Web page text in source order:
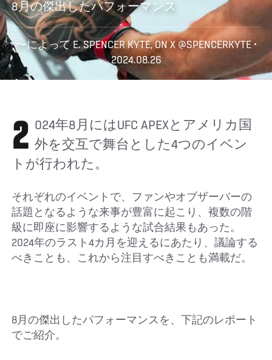
8月の傑出したパフォーマンス
〜によって E. SPENCER KYTE, ON X @SPENCERKYTE •
2024.08.26
2024年8月にはUFC APEXとアメリカ国 外を交互で舞台とした4つのイベン
トが行われた。
それぞれのイベントで、ファンやオブザーバーの
話題となるような来事が豊富に起こり、複数の階
級に即座に影響するような試合結果もあった。
2024年のラスト4カ月を迎えるにあたり、議論する
べきことも、これから注目すべきことも満載だ。
8月の傑出したパフォーマンスを、下記のレポート
でご紹介。